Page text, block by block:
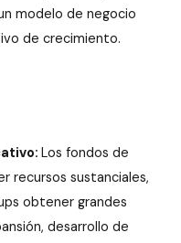
modelo de negocio
de crecimiento.
Los fondos de
recursos sustanciales,
obtener grandes
desarrollo de